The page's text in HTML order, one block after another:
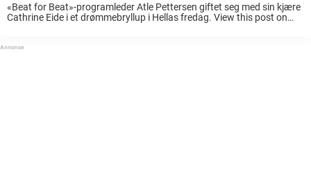
«Beat for Beat»-programleder Atle Pettersen giftet seg med sin kjære
Cathrine Eide i et drømmebryllup i Hellas fredag. View this post on